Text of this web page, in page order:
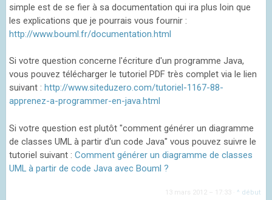
simple est de se fier à sa documentation qui ira plus loin que
les explications que je pourrais vous fournir :
http://www.bouml.fr/documentation.html
Si votre question concerne l'écriture d'un programme Java,
vous pouvez télécharger le tutoriel PDF très complet via le lien
suivant : http://www.siteduzero.com/tutoriel-1167-88-
apprenez-a-programmer-en-java.html
Si votre question est plutôt "comment générer un diagramme
de classes UML à partir d'un code Java" vous pouvez suivre le
tutoriel suivant : Comment générer un diagramme de classes
UML à partir de code Java avec Bouml ?
13 mars 2012 – 17:33 ^ début